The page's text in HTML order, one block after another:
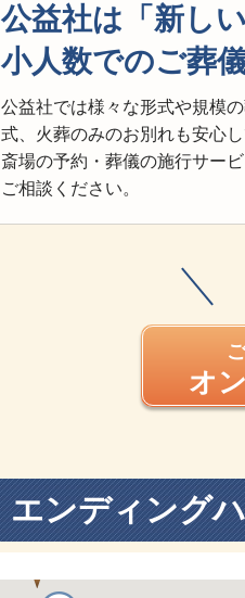
公益社は「新し
小人数でのご葬
公益社では様々な形式や規模
式、火葬のみのお別れも安心
斎場の予約・葬儀の施行サー
ご相談ください。
オ
エンディング